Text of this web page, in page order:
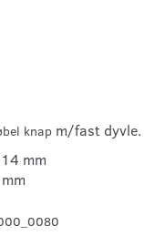
knap m/fast dyvle.
mm